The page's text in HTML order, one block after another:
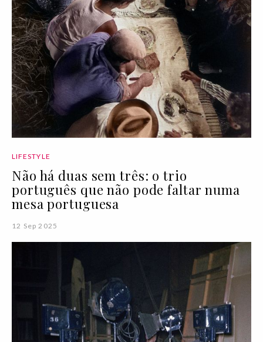
LIFESTYLE
Não há duas sem três: o trio
português que não pode faltar numa
mesa portuguesa
12 Sep 2025